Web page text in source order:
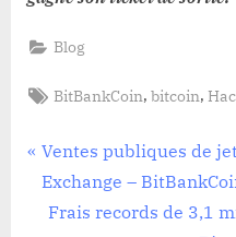
Blog
Tags:
BitBankCoin,bitcoin,
Navigation
de
P
r
e
Ventes publiques de
Exchange –
N
Frais records de 3,1